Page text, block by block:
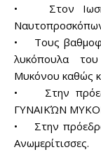
• Στον Ιωσήφ
• Τους
λυκόπουλα
Μυκόνου καθώς
• Στην
ΓΥΝΑΙΚΏΝ
• Στην
Ανωμερίτισσες.